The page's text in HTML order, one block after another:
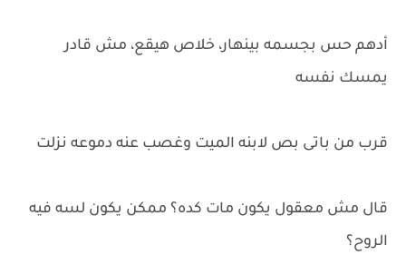
أدهم حس بجسمه بينهار، خلاص هيقع، مش قادر
يمسك نفسه
قرب من باتى بص لابنه الميت وغصب عنه دموعه نزلت
قال مش معقول يكون مات كده؟ ممكن يكون لسه فيه
الروح؟